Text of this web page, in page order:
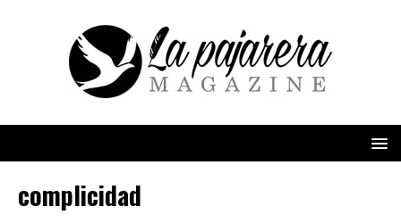
complicidad